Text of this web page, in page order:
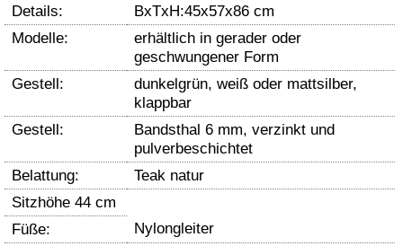
Details:
BxTxH:45x57x86 cm
Modelle:
erhältlich in gerader oder
geschwungener Form
Gestell:
dunkelgrün, weiß oder mattsilber,
klappbar
Gestell:
Bandsthal 6 mm, verzinkt und
pulverbeschichtet
Belattung:
Teak natur
Sitzhöhe 44 cm
Füße:
Nylongleiter